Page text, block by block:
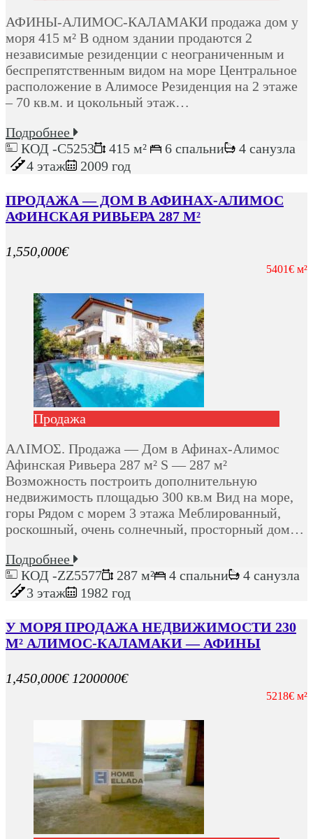
АФИНЫ-АЛИМОС-КАЛАМАКИ продажа дом у
моря 415 м² В одном здании продаются 2
независимые резиденции с неограниченным и
беспрепятственным видом на море Центральное
расположение в Алимосе Резиденция на 2 этаже
– 70 кв.м. и цокольный этаж…
Подробнее
КОД -C5253
415 м² 6 спальни
4 санузла
4 этаж
2009 год
ПРОДАЖА — ДОМ В АФИНАХ-АЛИМОС
АФИНСКАЯ РИВЬЕРА 287 М²
1,550,000€
5401€ м²
Продажа
ΑΛΙΜΟΣ. Продажа — Дом в Афинах-Алимос
Афинская Ривьера 287 м² S — 287 м²
Возможность построить дополнительную
недвижимость площадью 300 кв.м Вид на море,
горы Рядом с морем 3 этажа Меблированный,
роскошный, очень солнечный, просторный дом…
Подробнее
КОД -ZZ5577
287 м² 4 спальни
4 санузла
3 этаж
1982 год
У МОРЯ ПРОДАЖА НЕДВИЖИМОСТИ 230
М² АЛИМОС-КАЛАМАКИ — АФИНЫ
1,450,000€ 1200000€
5218€ м²